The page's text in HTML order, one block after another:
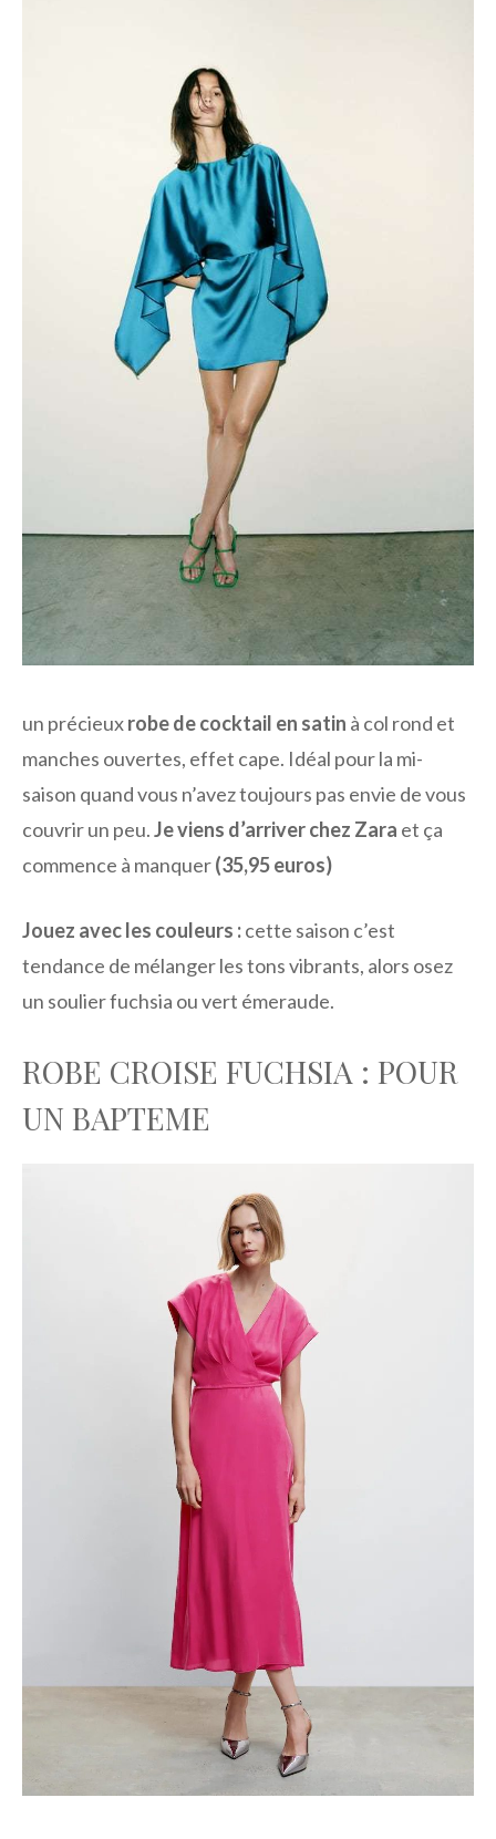
un précieuxrobe de cocktail en satin à col rond et
manches ouvertes, effet cape. Idéal pour la mi-
saison quand vous n’avez toujours pas envie de vous
couvrir un peu.Je viens d’arriver chez Zara et ça
commence à manquer(35,95 euros)
Jouez avec les couleurs :cette saison c’est
tendance de mélanger les tons vibrants, alors osez
un soulier fuchsia ou vert émeraude.
ROBE CROISE FUCHSIA : POUR
UN BAPTEME